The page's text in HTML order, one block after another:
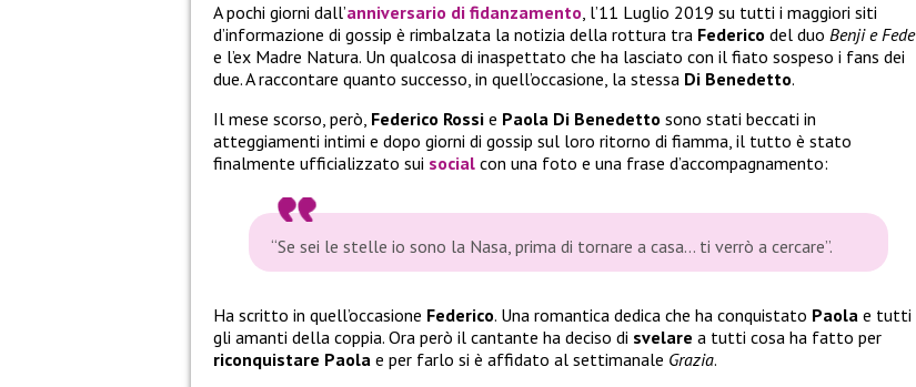
A pochi giorni dall’anniversario di fidanzamento, l’11 Luglio 2019 su tutti i maggiori siti
d’informazione di gossip è rimbalzata la notizia della rottura tra Federico del duo Benji e Fede
e l’ex Madre Natura. Un qualcosa di inaspettato che ha lasciato con il fiato sospeso i fans dei
due. A raccontare quanto successo, in quell’occasione, la stessa Di Benedetto.
Il mese scorso, però, Federico Rossi e Paola Di Benedetto sono stati beccati in
atteggiamenti intimi e dopo giorni di gossip sul loro ritorno di fiamma, il tutto è stato
finalmente ufficializzato sui social con una foto e una frase d’accompagnamento:
“Se sei le stelle io sono la Nasa, prima di tornare a casa… ti verrò a cercare”.
Ha scritto in quell’occasione Federico. Una romantica dedica che ha conquistato Paola e tutti
gli amanti della coppia. Ora però il cantante ha deciso di svelare a tutti cosa ha fatto per
riconquistare Paola e per farlo si è affidato al settimanale Grazia.